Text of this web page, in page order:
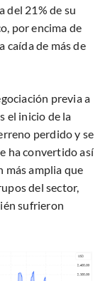
del 21% de su
por encima de
caída de más de
previa a
el inicio de la
perdido y se
ha convertido así
más amplia que
del sector,
sufrieron